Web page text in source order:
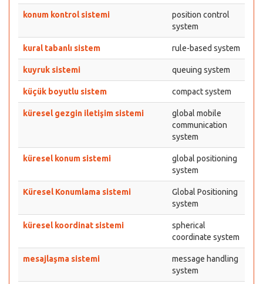
konum kontrol sistemi
position control
system
kural tabanlı sistem rule-based system
kuyruk sistemi queuing system
küçük boyutlu sistem compact system
küresel gezgin iletişim sistemi
global mobile
communication
system
küresel konum sistemi
global positioning
system
Küresel Konumlama sistemi
Global Positioning
system
küresel koordinat sistemi
spherical
coordinate system
mesajlaşma sistemi
message handling
system